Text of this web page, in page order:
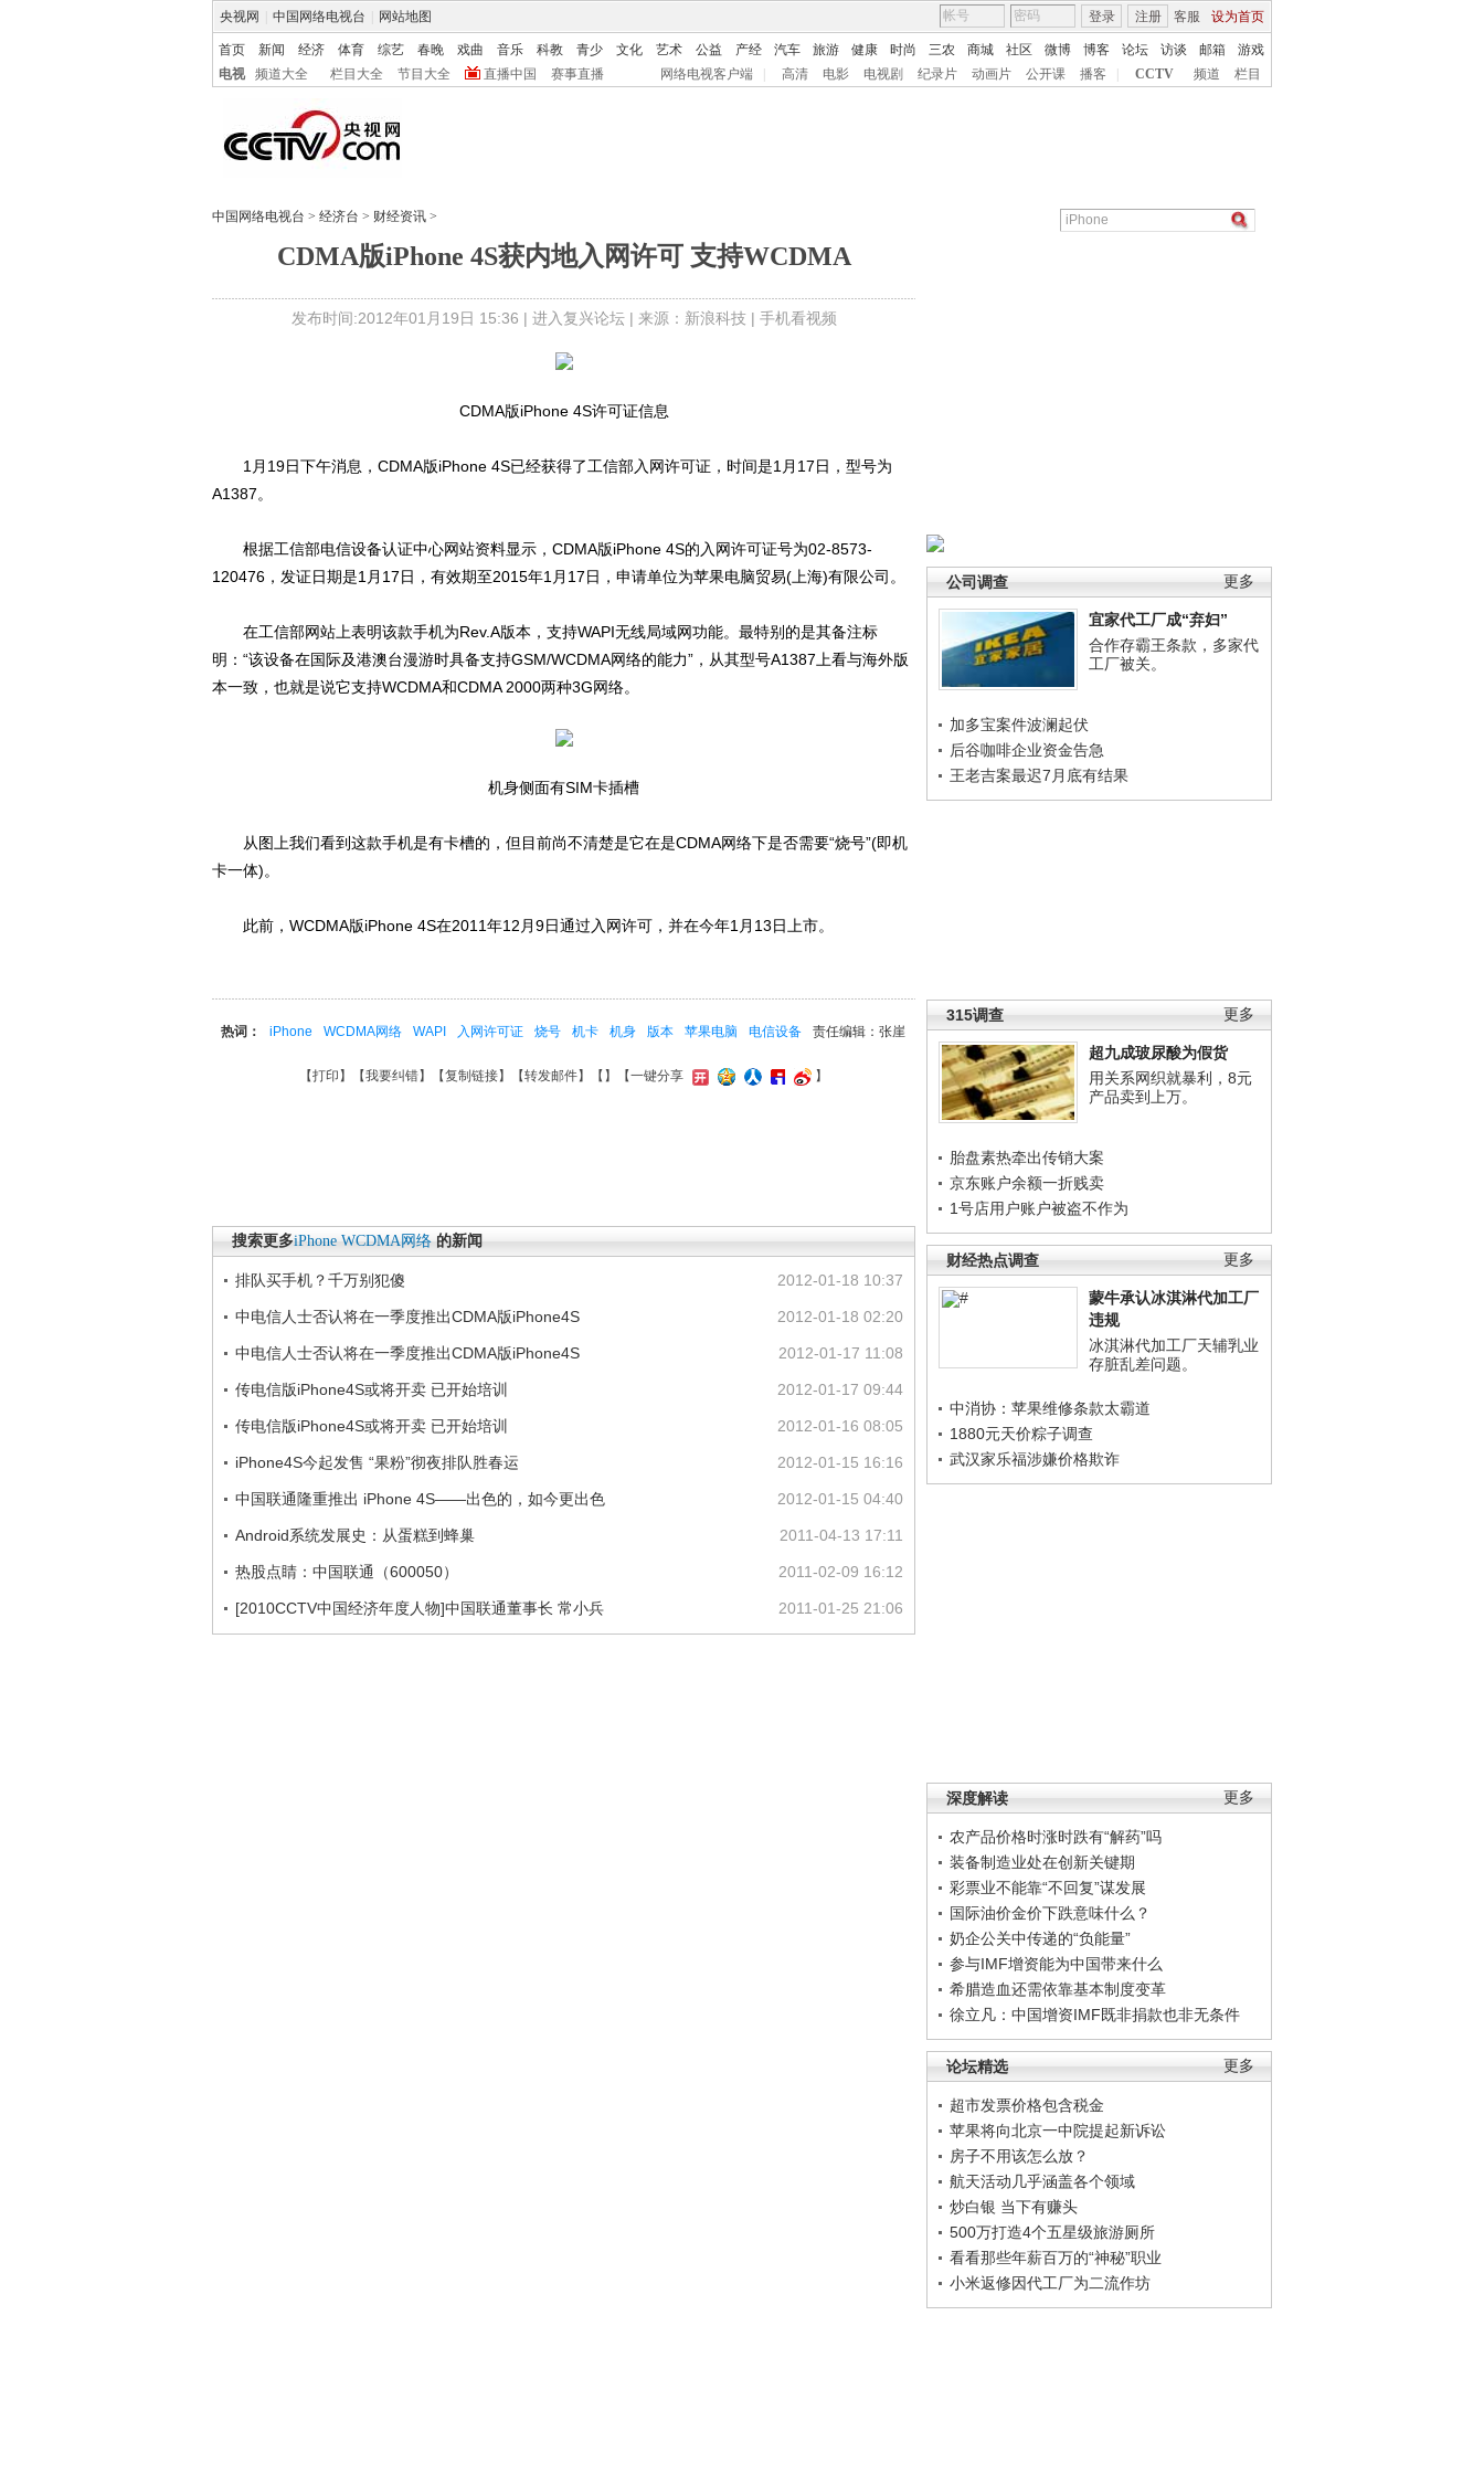
央视网 中国网络电视台 网站地图 客服 设为首页
登录 注册
首页 新闻 经济 体育 综艺 春晚 戏曲 音乐 科教 青少 文化 艺术 公益 产经 汽车 旅游 健康 时尚 三农 商城 社区 微博 博客 论坛 访谈 邮箱
游戏
电视
频道大全 栏目大全 节目大全 直播中国 赛事直播 网络电视客户端 高清 电影 电视剧 纪录片 动画片 公开课 播客 CCTV 频道 栏目
中国网络电视台 > 经济台 > 财经资讯 >
CDMA版iPhone 4S获内地入网许可 支持WCDMA
发布时间:2012年01月19日 15:36 | 进入复兴论坛| 来源：新浪科技 | 手机看视频
更多
公司调查
宜家代工厂成“弃妇”
合作存霸王条款，多家代
工厂被关。
加多宝案件波澜起伏
后谷咖啡企业资金告急
王老吉案最迟7月底有结果
更多
315调查
超九成玻尿酸为假货
用关系网织就暴利，8元
产品卖到上万。
胎盘素热牵出传销大案
京东账户余额一折贱卖
1号店用户账户被盗不作为
更多
财经热点调查
蒙牛承认冰淇淋代加工厂
违规
冰淇淋代加工厂天辅乳业
存脏乱差问题。
中消协：苹果维修条款太霸道
1880元天价粽子调查
武汉家乐福涉嫌价格欺诈
更多
深度解读
农产品价格时涨时跌有“解药”吗
装备制造业处在创新关键期
彩票业不能靠“不回复”谋发展
国际油价金价下跌意味什么？
奶企公关中传递的“负能量”
参与IMF增资能为中国带来什么
希腊造血还需依靠基本制度变革
徐立凡：中国增资IMF既非捐款也非无条件
更多
论坛精选
超市发票价格包含税金
苹果将向北京一中院提起新诉讼
房子不用该怎么放？
航天活动几乎涵盖各个领域
炒白银 当下有赚头
500万打造4个五星级旅游厕所
看看那些年薪百万的“神秘”职业
小米返修因代工厂为二流作坊
CDMA版iPhone 4S许可证信息
1月19日下午消息，CDMA版iPhone 4S已经获得了工信部入网许可证，时间是1月17日，型号为
A1387。
根据工信部电信设备认证中心网站资料显示，CDMA版iPhone 4S的入网许可证号为02-8573-
120476，发证日期是1月17日，有效期至2015年1月17日，申请单位为苹果电脑贸易(上海)有限公司。
在工信部网站上表明该款手机为Rev.A版本，支持WAPI无线局域网功能。最特别的是其备注标
明：“该设备在国际及港澳台漫游时具备支持GSM/WCDMA网络的能力”，从其型号A1387上看与海外版
本一致，也就是说它支持WCDMA和CDMA 2000两种3G网络。
机身侧面有SIM卡插槽
从图上我们看到这款手机是有卡槽的，但目前尚不清楚是它在是CDMA网络下是否需要“烧号”(即机
卡一体)。
此前，WCDMA版iPhone 4S在2011年12月9日通过入网许可，并在今年1月13日上市。
责任编辑：张崖
热词： iPhone WCDMA网络 WAPI 入网许可证 烧号 机卡 机身 版本 苹果电脑 电信设备
【打印 】【我要纠错】【复制链接】【转发邮件】【 】 【一键分享 】
搜索更多iPhone WCDMA网络 的新闻
2012-01-18 10:37
排队买手机？千万别犯傻
2012-01-18 02:20
中电信人士否认将在一季度推出CDMA版iPhone4S
2012-01-17 11:08
中电信人士否认将在一季度推出CDMA版iPhone4S
2012-01-17 09:44
传电信版iPhone4S或将开卖 已开始培训
2012-01-16 08:05
传电信版iPhone4S或将开卖 已开始培训
2012-01-15 16:16
iPhone4S今起发售 “果粉”彻夜排队胜春运
2012-01-15 04:40
中国联通隆重推出 iPhone 4S――出色的，如今更出色
2011-04-13 17:11
Android系统发展史：从蛋糕到蜂巢
2011-02-09 16:12
热股点睛：中国联通（600050）
2011-01-25 21:06
[2010CCTV中国经济年度人物]中国联通董事长 常小兵